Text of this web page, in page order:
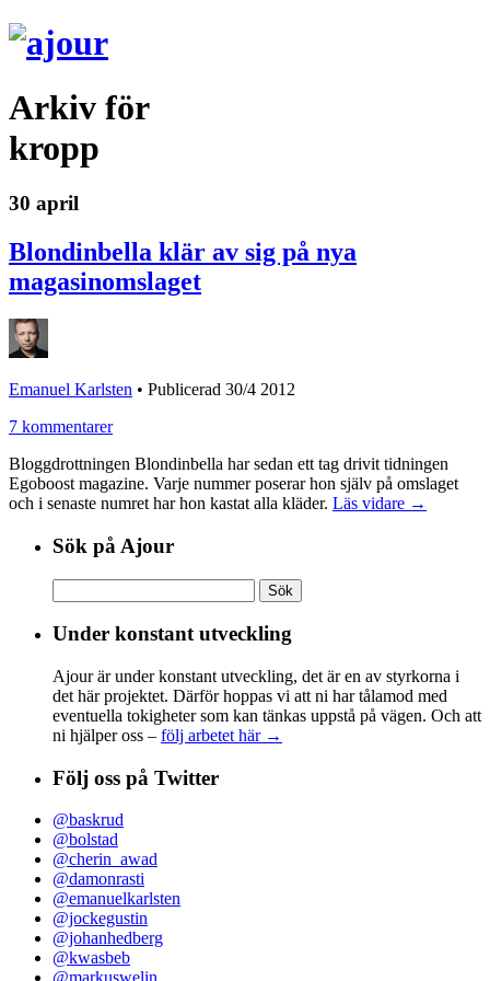
Arkiv för
kropp
30 april
Blondinbella klär av sig på nya
magasinomslaget
Emanuel Karlsten • Publicerad 30/4 2012
7 kommentarer
Bloggdrottningen Blondinbella har sedan ett tag drivit tidningen
Egoboost magazine. Varje nummer poserar hon själv på omslaget
och i senaste numret har hon kastat alla kläder. Läs vidare →
Sök på Ajour
efter:
Under konstant utveckling
Ajour är under konstant utveckling, det är en av styrkorna i
det här projektet. Därför hoppas vi att ni har tålamod med
eventuella tokigheter som kan tänkas uppstå på vägen. Och att
ni hjälper oss – följ arbetet här →
Följ oss på Twitter
@baskrud
@bolstad
@cherin_awad
@damonrasti
@emanuelkarlsten
@jockegustin
@johanhedberg
@kwasbeb